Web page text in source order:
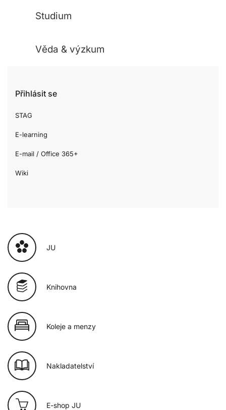
Studium
Věda & výzkum
Přihlásit se
STAG
E-learning
E-mail / Office 365+
Wiki
JU
Knihovna
Koleje a menzy
Nakladatelství
E-shop JU